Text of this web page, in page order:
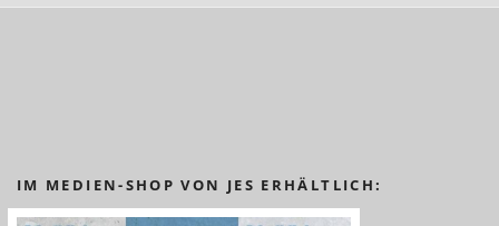
IM MEDIEN-SHOP VON JES ERHÄLTLICH: